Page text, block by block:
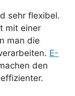
sehr flexibel.
mit einer
man die
E-
den